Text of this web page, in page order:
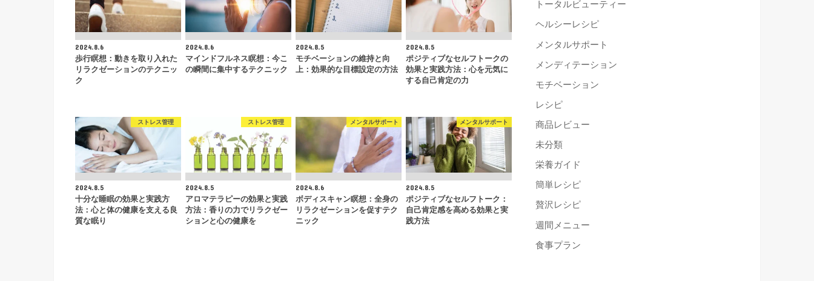
2024.8.6
歩行瞑想：動きを取り入れた
リラクゼーションのテクニッ
ク
2024.8.6
マインドフルネス瞑想：今こ
の瞬間に集中するテクニック
2024.8.5
モチベーションの維持と向
上：効果的な目標設定の方法
2024.8.5
ポジティブなセルフトークの
効果と実践方法：心を元気に
する自己肯定の力
ストレス管理
2024.8.5
十分な睡眠の効果と実践方
法：心と体の健康を支える良
質な眠り
ストレス管理
2024.8.5
アロマテラピーの効果と実践
方法：香りの力でリラクゼー
ションと心の健康を
メンタルサポート
2024.8.6
ボディスキャン瞑想：全身の
リラクゼーションを促すテク
ニック
メンタルサポート
2024.8.5
ポジティブなセルフトーク：
自己肯定感を高める効果と実
践方法
トータルビューティー
ヘルシーレシピ
メンタルサポート
メンディテーション
モチベーション
レシピ
商品レビュー
未分類
栄養ガイド
簡単レシピ
贅沢レシピ
週間メニュー
食事プラン